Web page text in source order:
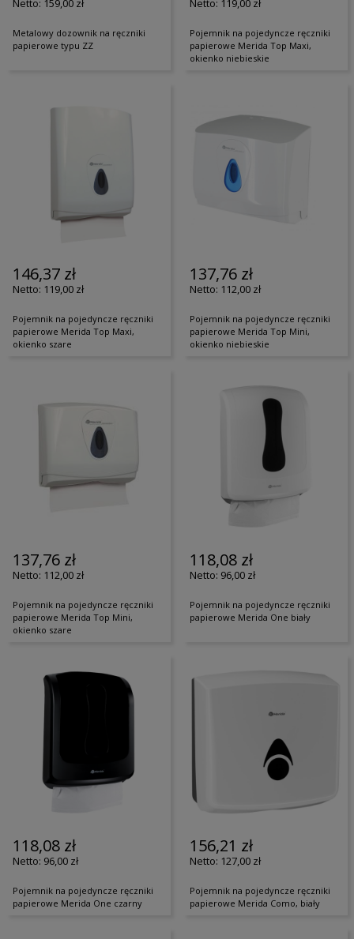
159,00 zł
Metalowy dozownik na ręczniki
papierowe typu ZZ
119,00 zł
Pojemnik na pojedyncze ręczniki
papierowe Merida Top Maxi,
okienko niebieskie
146,37 zł
119,00 zł
Pojemnik na pojedyncze ręczniki
papierowe Merida Top Maxi,
okienko szare
137,76 zł
112,00 zł
Pojemnik na pojedyncze ręczniki
papierowe Merida Top Mini,
okienko niebieskie
137,76 zł
112,00 zł
Pojemnik na pojedyncze ręczniki
papierowe Merida Top Mini,
okienko szare
118,08 zł
96,00 zł
Pojemnik na pojedyncze ręczniki
papierowe Merida One biały
118,08 zł
96,00 zł
Pojemnik na pojedyncze ręczniki
papierowe Merida One czarny
156,21 zł
127,00 zł
Pojemnik na pojedyncze ręczniki
papierowe Merida Como, biały